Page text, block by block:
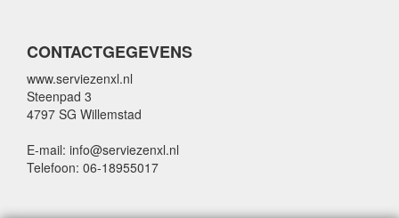
CONTACTGEGEVENS
www.serviezenxl.nl
Steenpad 3
4797 SG Willemstad
E-mail: info@serviezenxl.nl
Telefoon: 06-18955017